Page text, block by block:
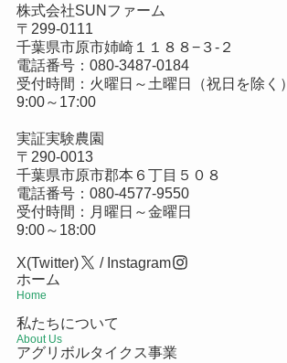
株式会社SUNファーム
〒299-0111
千葉県市原市姉崎１１８８−３-２
電話番号： 080-3487-0184
受付時間：火曜日～土曜日（祝日を除く）
9:00～17:00
実証実験農園
〒290-0013
千葉県市原市郡本６丁目５０８
電話番号： 080-4577-9550
受付時間：月曜日～金曜日
9:00～18:00
X(Twitter) / Instagram
ホーム
Home
私たちについて
About Us
アグリボルタイクス事業